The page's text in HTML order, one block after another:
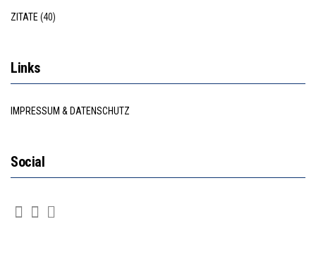
ZITATE (40)
Links
IMPRESSUM & DATENSCHUTZ
Social